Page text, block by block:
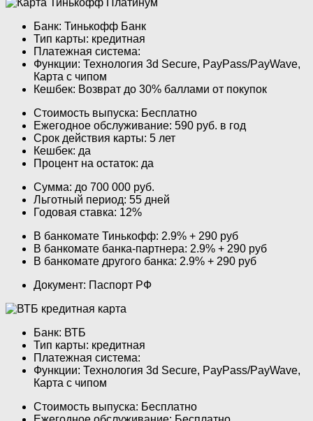
Банк: Тинькофф Банк
Тип карты: кредитная
Платежная система:
Функции: Технология 3d Secure, PayPass/PayWave,
Карта с чипом
Кешбек: Возврат до 30% баллами от покупок
Стоимость выпуска: Бесплатно
Ежегодное обслуживание: 590 руб. в год
Срок действия карты: 5 лет
Кешбек: да
Процент на остаток: да
Сумма: до 700 000 руб.
Льготный период: 55 дней
Годовая ставка: 12%
В банкомате Тинькофф: 2.9% + 290 руб
В банкомате банка-партнера: 2.9% + 290 руб
В банкомате другого банка: 2.9% + 290 руб
Документ: Паспорт РФ
Банк: ВТБ
Тип карты: кредитная
Платежная система:
Функции: Технология 3d Secure, PayPass/PayWave,
Карта с чипом
Стоимость выпуска: Бесплатно